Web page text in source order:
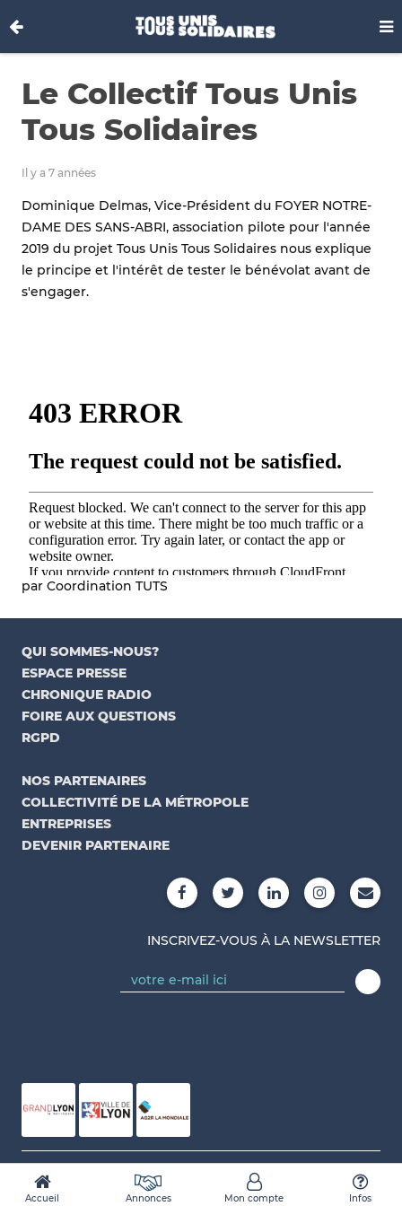
Le Collectif Tous Unis
Tous Solidaires
Il y a 7 années
Dominique Delmas, Vice-Président du FOYER NOTRE-
DAME DES SANS-ABRI, association pilote pour l'année
2019 du projet Tous Unis Tous Solidaires nous explique
le principe et l'intérêt de tester le bénévolat avant de
s'engager.
par Coordination TUTS
QUI SOMMES-NOUS?
ESPACE PRESSE
CHRONIQUE RADIO
FOIRE AUX QUESTIONS
RGPD
NOS PARTENAIRES
COLLECTIVITÉ DE LA MÉTROPOLE
ENTREPRISES
DEVENIR PARTENAIRE
INSCRIVEZ-VOUS À LA NEWSLETTER
Conçu et réalisé par Numidev
Accueil Annonces Mon compte Infos